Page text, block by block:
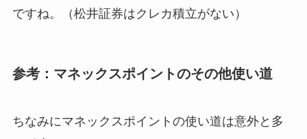
ですね。（松井証券はクレカ積立がない）
参考：マネックスポイントのその他使い道
ちなみにマネックスポイントの使い道は意外と多